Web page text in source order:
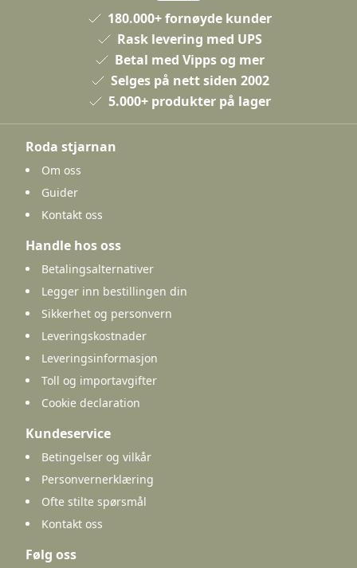
180.000+ fornøyde kunder
Rask levering med UPS
Betal med Vipps og mer
Selges på nett siden 2002
5.000+ produkter på lager
Roda stjarnan
Om oss
Guider
Kontakt oss
Handle hos oss
Betalingsalternativer
Legger inn bestillingen din
Sikkerhet og personvern
Leveringskostnader
Leveringsinformasjon
Toll og importavgifter
Cookie declaration
Kundeservice
Betingelser og vilkår
Personvernerklæring
Ofte stilte spørsmål
Kontakt oss
Følg oss